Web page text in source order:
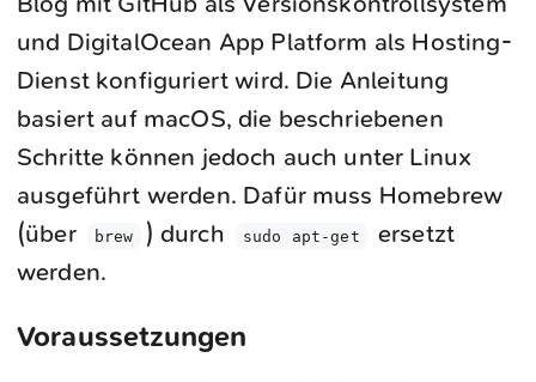
und DigitalOcean App Platform als Hosting-
Dienst konfiguriert wird. Die Anleitung
basiert auf macOS, die beschriebenen
Schritte können jedoch auch unter Linux
ausgeführt werden. Dafür muss Homebrew
(über
brew ) durch sudo apt-get
ersetzt
werden.
Voraussetzungen